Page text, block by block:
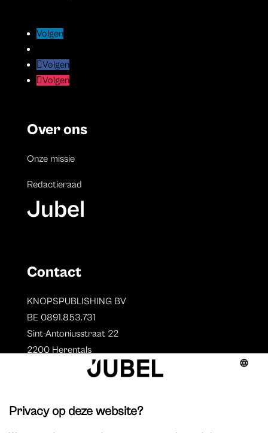
VolgenVolgen
VolgenVolgen
VolgenVolgen
Over ons
Onze missie
Redactieraad
Jubel
Contact
KNOPSPUBLISHING BV
BE 0891.853.731
Sint-Antoniusstraat 22
2200 Herentals
Auteurs